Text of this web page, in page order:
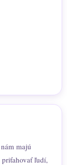
majú
priťahovať ľudí,